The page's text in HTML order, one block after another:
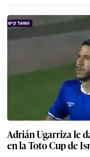
Adrián Ugarriza le
en la Toto Cup de